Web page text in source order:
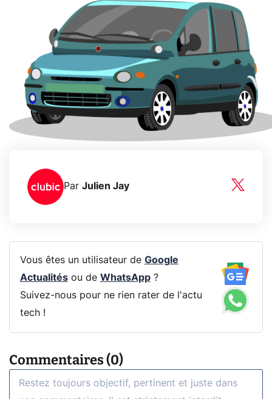
Par Julien Jay
Vous êtes un utilisateur de Google
Actualitésou de WhatsApp?
Suivez-nous pour ne rien rater de l'actu
tech !
Commentaires (0)